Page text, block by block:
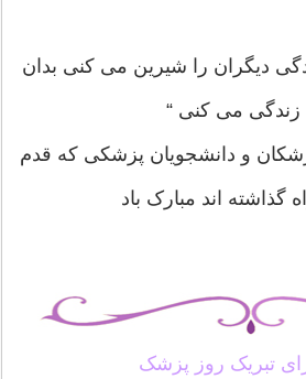
دیگران را شیرین می کنی بدان
زندگی می کنی “
و دانشجویان پزشکی که قدم
گذاشته اند مبارک باد
تبریک روز پزشک